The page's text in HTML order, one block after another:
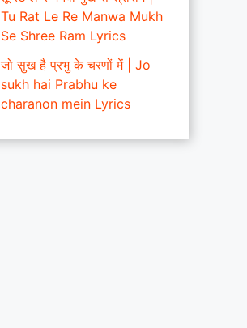
Tu Rat Le Re Manwa Mukh
Se Shree Ram Lyrics
जो सुख है प्रभु के चरणों में | Jo
sukh hai Prabhu ke
charanon mein Lyrics